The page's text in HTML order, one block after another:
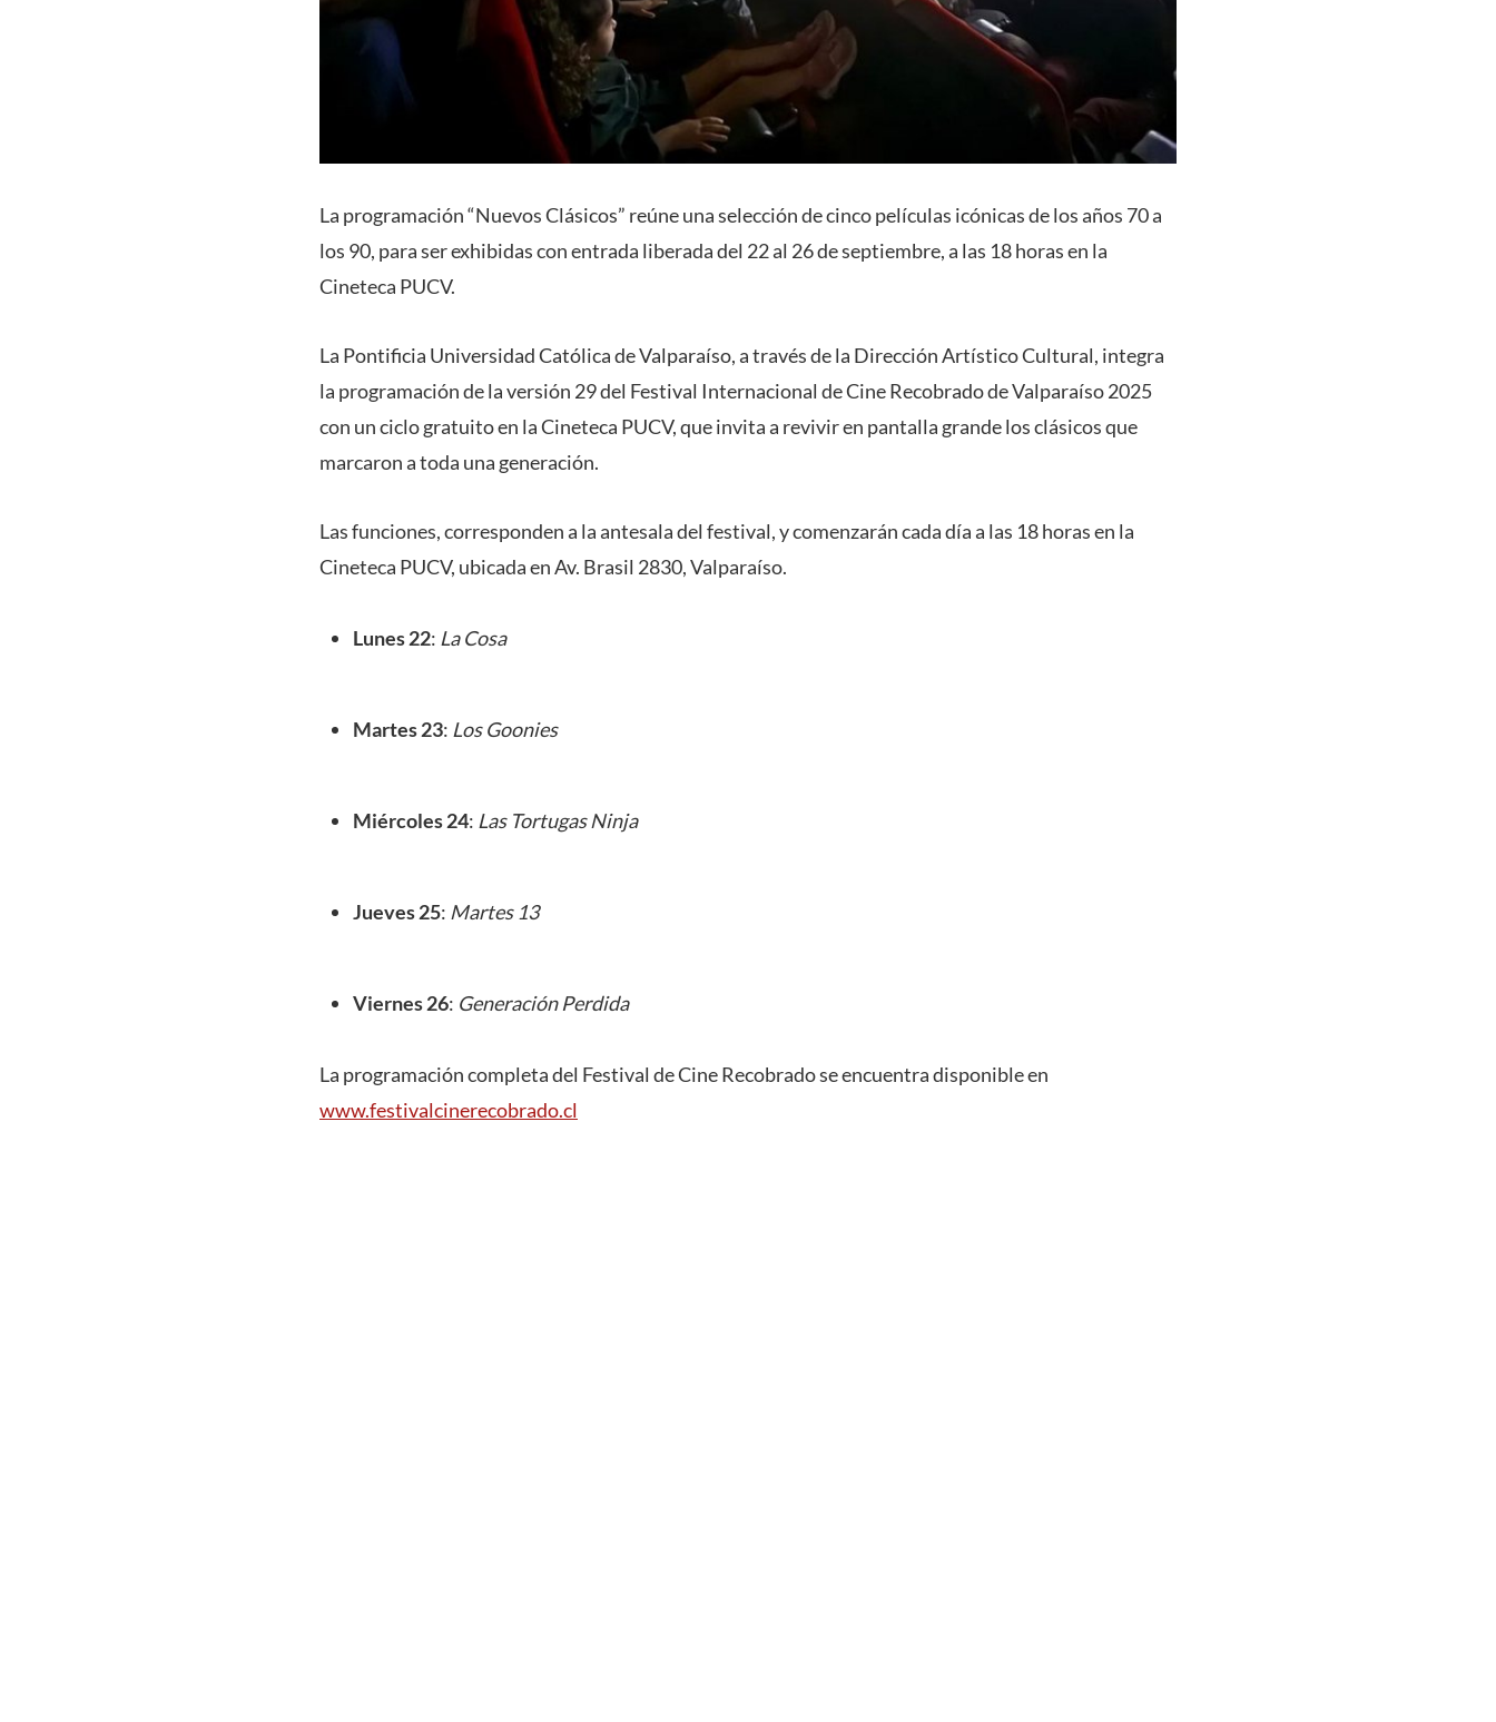
La programación “Nuevos Clásicos” reúne una selección de cinco películas icónicas de los años 70 a
los 90, para ser exhibidas con entrada liberada del 22 al 26 de septiembre, a las 18 horas en la
Cineteca PUCV.
La Pontificia Universidad Católica de Valparaíso, a través de la Dirección Artístico Cultural, integra
la programación de la versión 29 del Festival Internacional de Cine Recobrado de Valparaíso 2025
con un ciclo gratuito en la Cineteca PUCV, que invita a revivir en pantalla grande los clásicos que
marcaron a toda una generación.
Las funciones, corresponden a la antesala del festival, y comenzarán cada día a las 18 horas en la
Cineteca PUCV, ubicada en Av. Brasil 2830, Valparaíso.
Lunes 22: La Cosa
Martes 23: Los Goonies
Miércoles 24: Las Tortugas Ninja
Jueves 25: Martes 13
Viernes 26: Generación Perdida
La programación completa del Festival de Cine Recobrado se encuentra disponible en
www.festivalcinerecobrado.cl